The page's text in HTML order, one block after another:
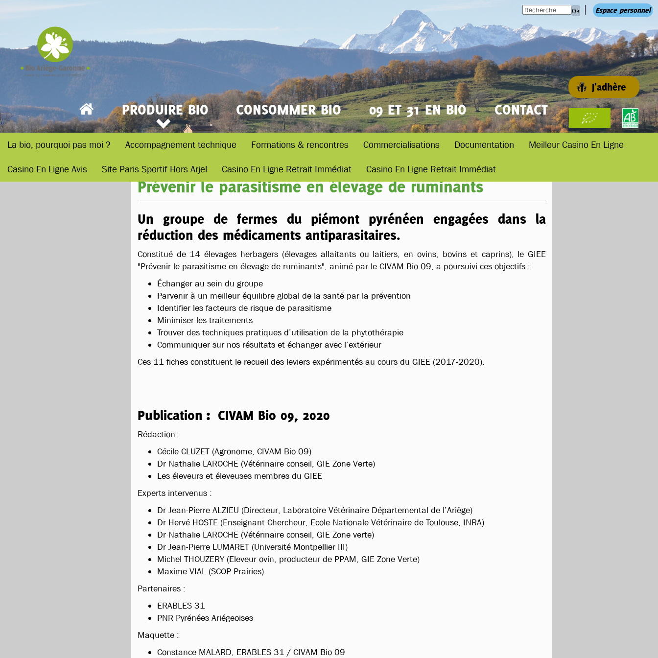
Ok Espace personnel
J'adhère
PRODUIRE BIO CONSOMMER BIO 09 ET 31 EN BIO CONTACT
La bio, pourquoi pas moi ? Accompagnement technique Formations & rencontres Commercialisations Documentation Meilleur Casino En Ligne
Casino En Ligne Avis Site Paris Sportif Hors Arjel Casino En Ligne Retrait Immédiat Casino En Ligne Retrait Immédiat
Prévenir le parasitisme en élevage de ruminants
Un groupe de fermes du piémont pyrénéen engagées dans la
réduction des médicaments antiparasitaires.
Constitué de 14 élevages herbagers (élevages allaitants ou laitiers, en ovins, bovins et caprins), le GIEE
"Prévenir le parasitisme en élevage de ruminants", animé par le CIVAM Bio 09, a poursuivi ces objectifs :
Échanger au sein du groupe
Parvenir à un meilleur équilibre global de la santé par la prévention
Identifier les facteurs de risque de parasitisme
Minimiser les traitements
Trouver des techniques pratiques d’utilisation de la phytothérapie
Communiquer sur nos résultats et échanger avec l’extérieur
Ces 11 fiches constituent le recueil des leviers expérimentés au cours du GIEE (2017-2020).
Publication : CIVAM Bio 09, 2020
Rédaction :
Cécile CLUZET (Agronome, CIVAM Bio 09)
Dr Nathalie LAROCHE (Vétérinaire conseil, GIE Zone Verte)
Les éleveurs et éleveuses membres du GIEE
Experts intervenus :
Dr Jean-Pierre ALZIEU (Directeur, Laboratoire Vétérinaire Départemental de l’Ariège)
Dr Hervé HOSTE (Enseignant Chercheur, Ecole Nationale Vétérinaire de Toulouse, INRA)
Dr Nathalie LAROCHE (Vétérinaire conseil, GIE Zone verte)
Dr Jean-Pierre LUMARET (Université Montpellier III)
Michel THOUZERY (Eleveur ovin, producteur de PPAM, GIE Zone Verte)
Maxime VIAL (SCOP Prairies)
Partenaires :
ERABLES 31
PNR Pyrénées Ariégeoises
Maquette :
Constance MALARD, ERABLES 31 / CIVAM Bio 09